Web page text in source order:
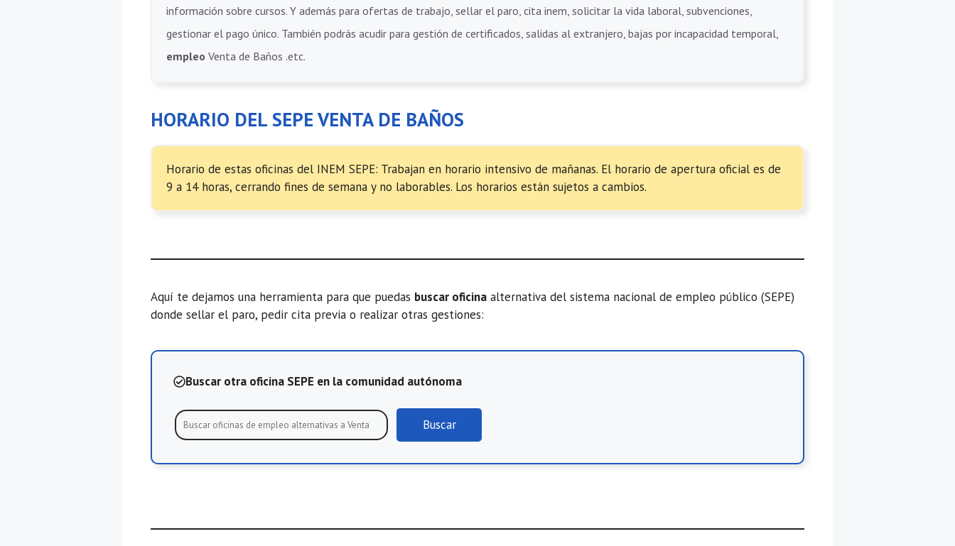
información sobre cursos. Y además para ofertas de trabajo, sellar el paro, cita inem, solicitar la vida laboral, subvenciones,
gestionar el pago único. También podrás acudir para gestión de certificados, salidas al extranjero, bajas por incapacidad temporal,
empleo Venta de Baños .etc.
HORARIO DEL SEPE VENTA DE BAÑOS
Horario de estas oficinas del INEM SEPE: Trabajan en horario intensivo de mañanas. El horario de apertura oficial es de
9 a 14 horas, cerrando fines de semana y no laborables. Los horarios están sujetos a cambios.
Aquí te dejamos una herramienta para que puedas buscar oficina alternativa del sistema nacional de empleo público (SEPE)
donde sellar el paro, pedir cita previa o realizar otras gestiones:
Buscar otra oficina SEPE en la comunidad autónoma
Buscar